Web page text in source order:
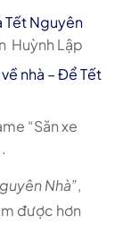
Tết Nguyên
Huỳnh Lập
nhà – Để Tết
“Săn xe
Nhà”,
được hơn